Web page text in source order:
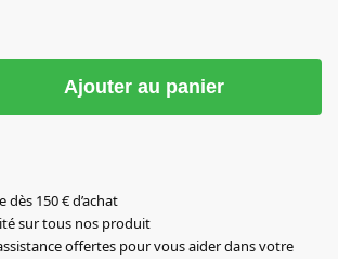
Ajouter au panier
150 € d’achat
sur tous nos produit
offertes pour vous aider dans votre